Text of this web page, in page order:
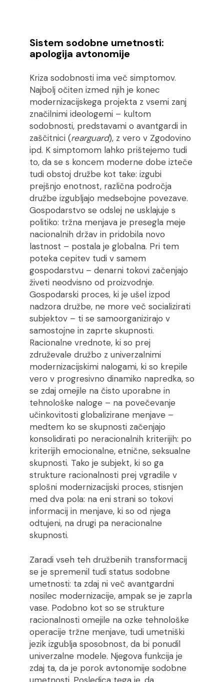
Sistem sodobne umetnosti:
apologija avtonomije
Kriza sodobnosti ima več simptomov.
Najbolj očiten izmed njih je konec
modernizacijskega projekta z vsemi zanj
značilnimi ideologemi – kultom
sodobnosti, predstavami o avantgardi in
zaščitnici (rearguard), z vero v Zgodovino
ipd. K simptomom lahko prištejemo tudi
to, da se s koncem moderne dobe izteče
tudi obstoj družbe kot take: izgubi
prejšnjo enotnost, različna področja
družbe izgubljajo medsebojne povezave.
Gospodarstvo se odslej ne usklajuje s
politiko: tržna menjava je presegla meje
nacionalnih držav in pridobila novo
lastnost – postala je globalna. Pri tem
poteka cepitev tudi v samem
gospodarstvu – denarni tokovi začenjajo
živeti neodvisno od proizvodnje.
Gospodarski proces, ki je ušel izpod
nadzora družbe, ne more več socializirati
subjektov – ti se samoorganizirajo v
samostojne in zaprte skupnosti.
Racionalne vrednote, ki so prej
združevale družbo z univerzalnimi
modernizacijskimi nalogami, ki so krepile
vero v progresivno dinamiko napredka, so
se zdaj omejile na čisto uporabne in
tehnološke naloge – na povečevanje
učinkovitosti globalizirane menjave –
medtem ko se skupnosti začenjajo
konsolidirati po neracionalnih kriterijih: po
kriterijih emocionalne, etnične, seksualne
skupnosti. Tako je subjekt, ki so ga
strukture racionalnosti prej vgradile v
splošni modernizacijski proces, stisnjen
med dva pola: na eni strani so tokovi
informacij in menjave, ki so od njega
odtujeni, na drugi pa neracionalne
skupnosti.
Zaradi vseh teh družbenih transformacij
se je spremenil tudi status sodobne
umetnosti: ta zdaj ni več avantgardni
nosilec modernizacije, ampak se je zaprla
vase. Podobno kot so se strukture
racionalnosti omejile na ozke tehnološke
operacije tržne menjave, tudi umetniški
jezik izgublja sposobnost, da bi ponudil
univerzalne modele. Njegova funkcija je
zdaj ta, da je porok avtonomije sodobne